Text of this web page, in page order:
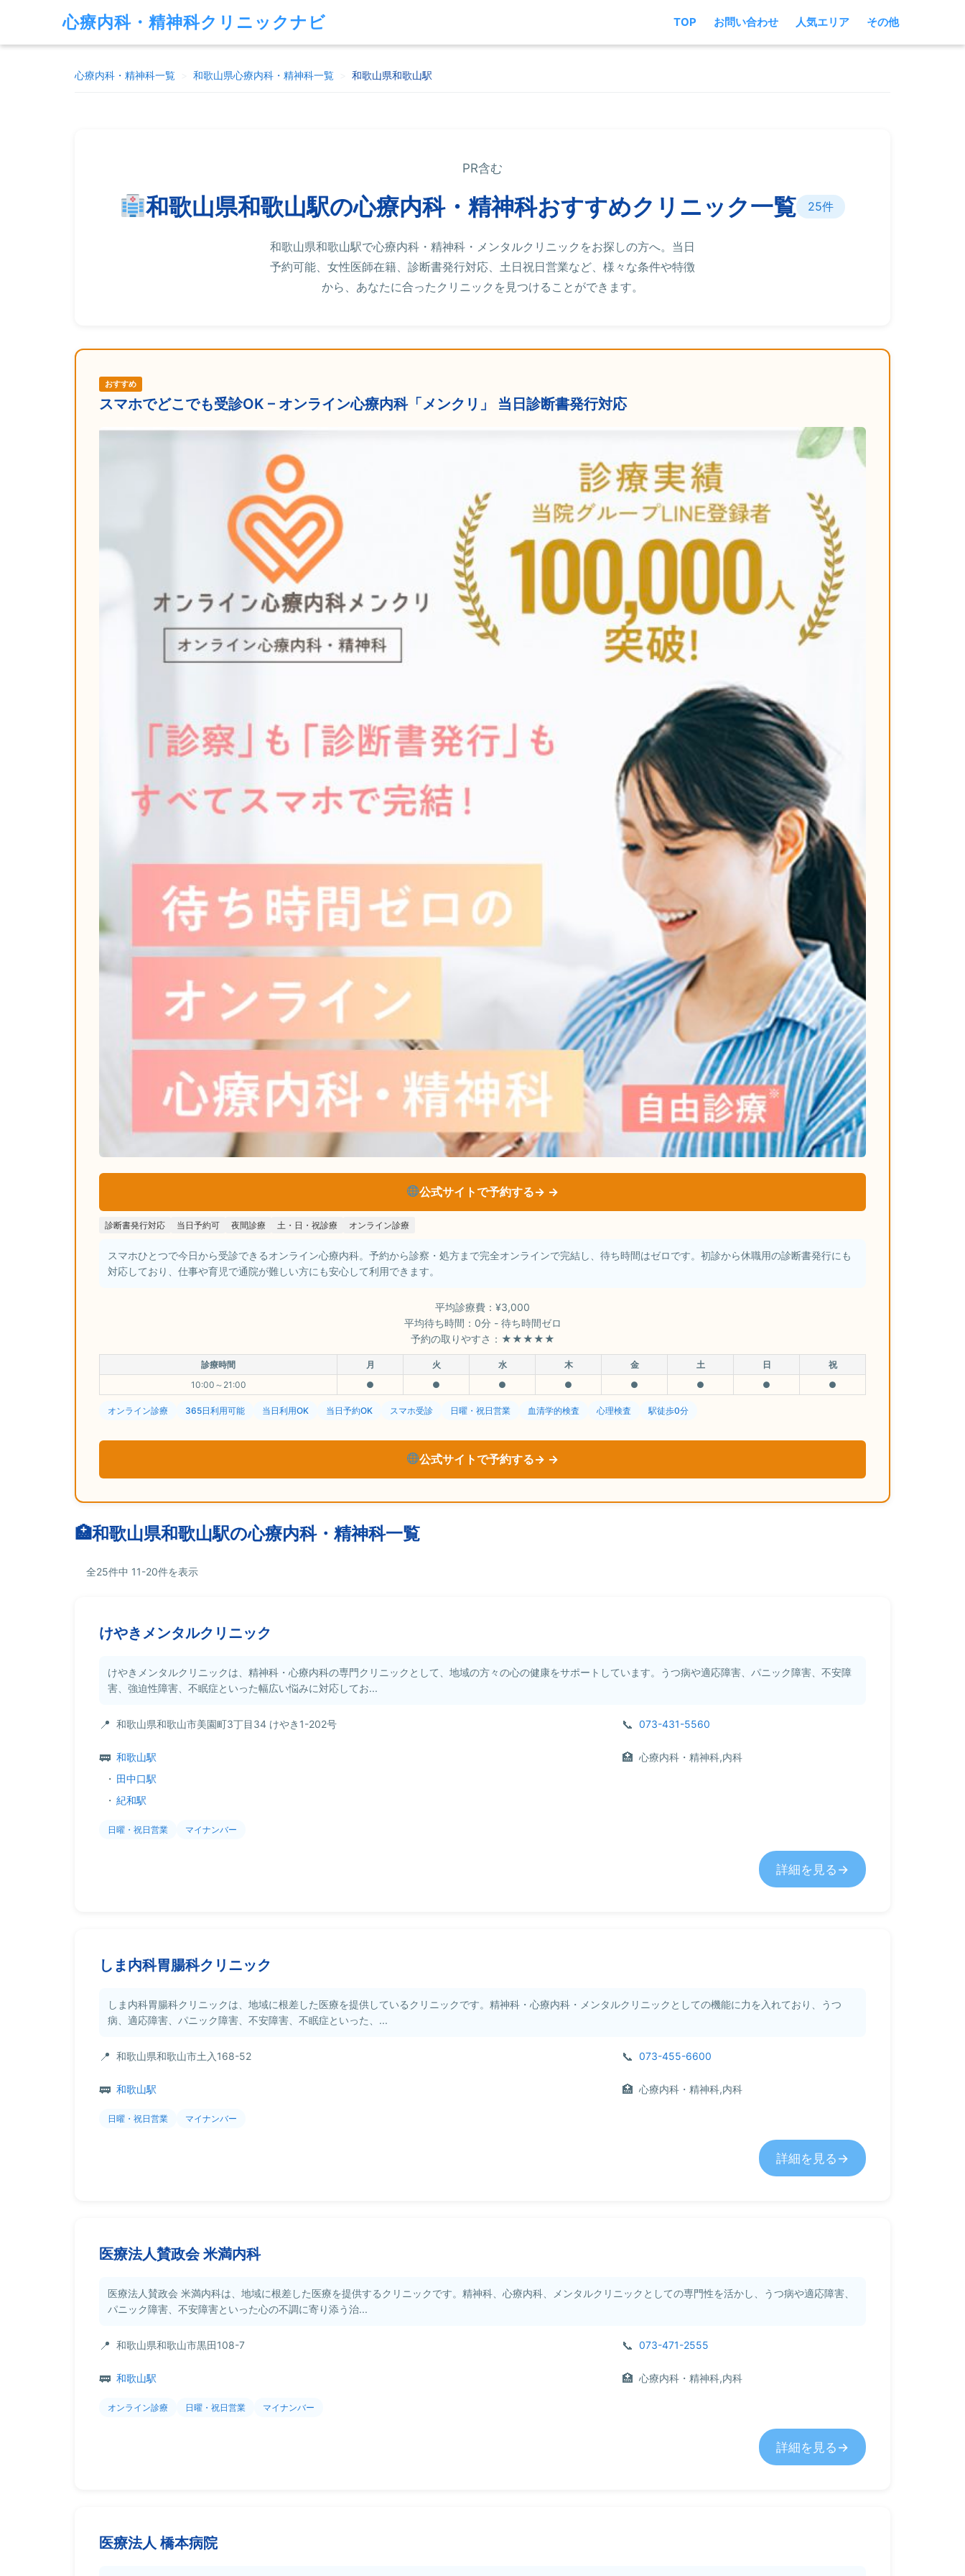
心療内科・精神科クリニックナビ TOP お問い合わせ 人気エリア その他
心療内科・精神科一覧 和歌山県心療内科・精神科一覧 和歌山県和歌山駅
PR含む
和歌山県和歌山駅の心療内科・精神科おすすめクリニック一覧 25件
和歌山県和歌山駅で心療内科・精神科・メンタルクリニックをお探しの方へ。当日
予約可能、女性医師在籍、診断書発行対応、土日祝日営業など、様々な条件や特徴
から、あなたに合ったクリニックを見つけることができます。
おすすめ
スマホでどこでも受診OK – オンライン心療内科「メンクリ」 当日診断書発行対応
公式サイトで予約する→
診断書発行対応 当日予約可 夜間診療 土・日・祝診療 オンライン診療
スマホひとつで今日から受診できるオンライン心療内科。予約から診察・処方まで完全オンラインで完結し、待ち時間はゼロです。初診から休職用の診断書発行にも
対応しており、仕事や育児で通院が難しい方にも安心して利用できます。
平均診療費：¥3,000
平均待ち時間：0分 - 待ち時間ゼロ
予約の取りやすさ：★★★★★
診療時間 月 火 水 木 金 土 日
祝
10:00～21:00
● ● ● ● ● ● ● ●
オンライン診療 365日利用可能 当日利用OK 当日予約OK スマホ受診 日曜・祝日営業 血清学的検査 心理検査 駅徒歩0分
公式サイトで予約する→
和歌山県和歌山駅の心療内科・精神科一覧
全25件中 11-20件を表示
けやきメンタルクリニック
けやきメンタルクリニックは、精神科・心療内科の専門クリニックとして、地域の方々の心の健康をサポートしています。うつ病や適応障害、パニック障害、不安障
害、強迫性障害、不眠症といった幅広い悩みに対応してお...
和歌山県和歌山市美園町3丁目34 けやき1-202号 073-431-5560
和歌山駅
・ 田中口駅
・ 紀和駅
心療内科・精神科,内科
日曜・祝日営業 マイナンバー
詳細を見る
しま内科胃腸科クリニック
しま内科胃腸科クリニックは、地域に根差した医療を提供しているクリニックです。精神科・心療内科・メンタルクリニックとしての機能に力を入れており、うつ
病、適応障害、パニック障害、不安障害、不眠症といった、...
和歌山県和歌山市土入168-52 073-455-6600
和歌山駅 心療内科・精神科,内科
日曜・祝日営業 マイナンバー
詳細を見る
医療法人賛政会 米満内科
医療法人賛政会 米満内科は、地域に根差した医療を提供するクリニックです。精神科、心療内科、メンタルクリニックとしての専門性を活かし、うつ病や適応障害、
パニック障害、不安障害といった心の不調に寄り添う治...
和歌山県和歌山市黒田108-7 073-471-2555
和歌山駅 心療内科・精神科,内科
オンライン診療 日曜・祝日営業 マイナンバー
詳細を見る
医療法人 橋本病院